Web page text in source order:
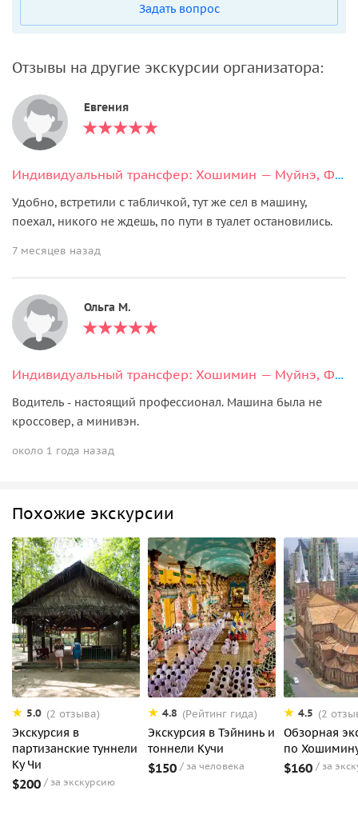
Задать вопрос
Отзывы на другие экскурсии организатора:
Евгения
Индивидуальный трансфер: Хошимин — Муйнэ, Фантьет
Удобно, встретили с табличкой, тут же сел в машину,
поехал, никого не ждешь, по пути в туалет остановились.
7 месяцев назад
Ольга М.
Индивидуальный трансфер: Хошимин — Муйнэ, Фантьет
Водитель - настоящий профессионал. Машина была не
кроссовер, а минивэн.
около 1 года назад
Похожие экскурсии
5.0 (2 отзыва)
Экскурсия в
партизанские туннели
Ку Чи
$200 за экскурсию
4.8 (Рейтинг гида)
Экскурсия в Тэйнинь и
тоннели Кучи
$150 за человека
4.5 (2
Обзорная
по
$160 за